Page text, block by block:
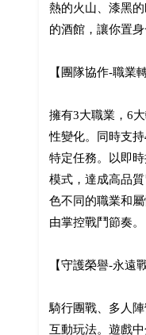
熱的火山、漆黑
的酒館，讓你置
【團隊協作-職業
擁有3大職業，6
性變化。同時支
特定任務。以即
模式，達成高品
色不同的職業和
由掌控戰鬥節奏。
【守護榮譽-永遠
騎行團戰、多人
互動玩法。遊戲